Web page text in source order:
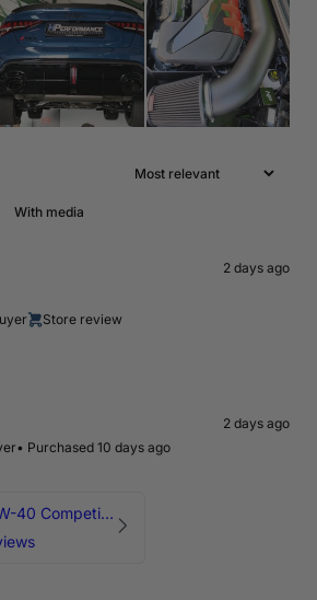
With media
2 days ago
Store review
2 days ago
• Purchased 10 days ago
2 Liter - 5W-40 Competition 300V Motul Motoröl